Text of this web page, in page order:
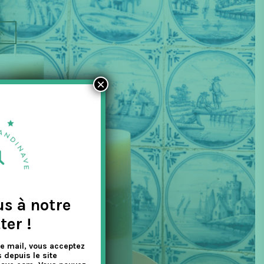
à notre
!
mail, vous acceptez
depuis le site
×